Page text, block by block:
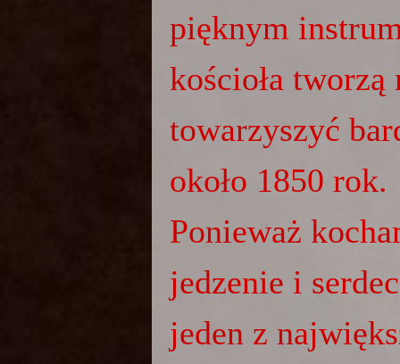
pięknym
kościoła
towarzyszyć
około 1850 rok.
Ponieważ
jedzenie i
jeden z